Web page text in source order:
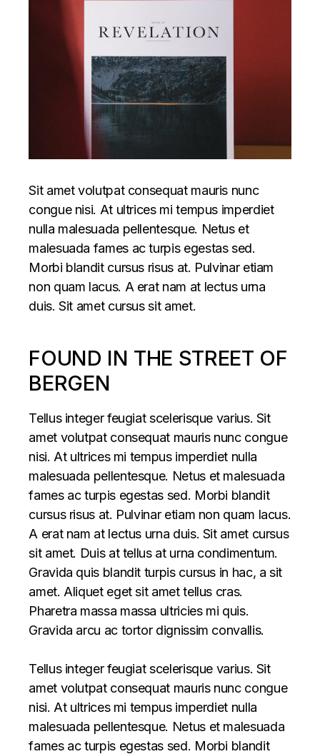
Sit amet volutpat consequat mauris nunc
congue nisi. At ultrices mi tempus imperdiet
nulla malesuada pellentesque. Netus et
malesuada fames ac turpis egestas sed.
Morbi blandit cursus risus at. Pulvinar etiam
non quam lacus. A erat nam at lectus urna
duis. Sit amet cursus sit amet.
FOUND IN THE STREET OF
BERGEN
Tellus integer feugiat scelerisque varius. Sit
amet volutpat consequat mauris nunc congue
nisi. At ultrices mi tempus imperdiet nulla
malesuada pellentesque. Netus et malesuada
fames ac turpis egestas sed. Morbi blandit
cursus risus at. Pulvinar etiam non quam lacus.
A erat nam at lectus urna duis. Sit amet cursus
sit amet. Duis at tellus at urna condimentum.
Gravida quis blandit turpis cursus in hac, a sit
amet. Aliquet eget sit amet tellus cras.
Pharetra massa massa ultricies mi quis.
Gravida arcu ac tortor dignissim convallis.
Tellus integer feugiat scelerisque varius. Sit
amet volutpat consequat mauris nunc congue
nisi. At ultrices mi tempus imperdiet nulla
malesuada pellentesque. Netus et malesuada
fames ac turpis egestas sed. Morbi blandit